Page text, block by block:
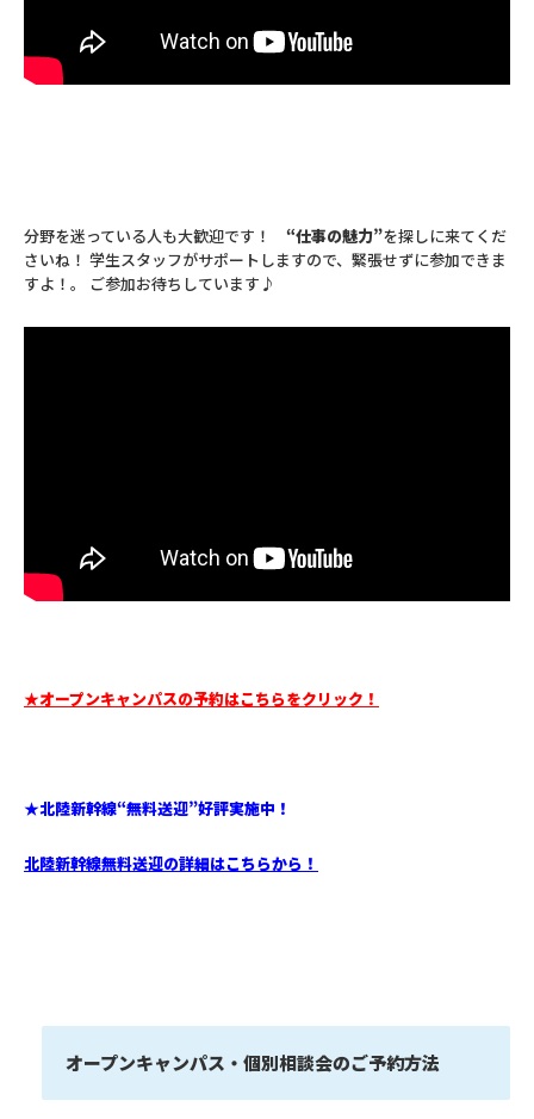
分野を迷っている人も大歓迎です！ “仕事の魅力”を探しに来てくだ
さいね！ 学生スタッフがサポートしますので、緊張せずに参加できま
すよ！。 ご参加お待ちしています♪
★オープンキャンパスの予約はこちらをクリック！
★北陸新幹線“無料送迎”好評実施中！
北陸新幹線無料送迎の詳細はこちらから！
オープンキャンパス・個別相談会のご予約方法